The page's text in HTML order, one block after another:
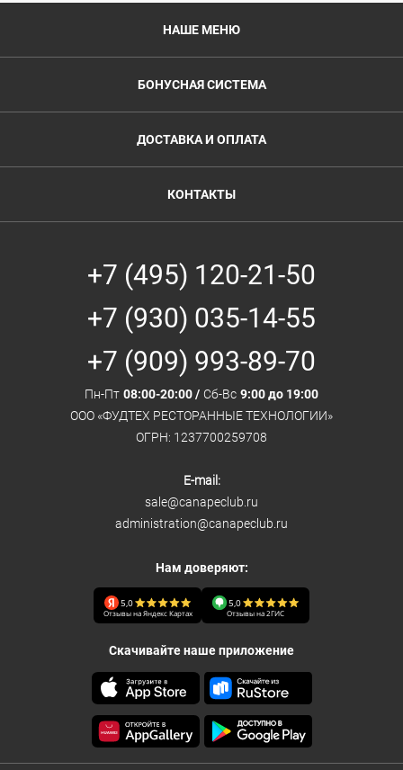
НАШЕ МЕНЮ
БОНУСНАЯ СИСТЕМА
ДОСТАВКА И ОПЛАТА
КОНТАКТЫ
+7 (495) 120-21-50
+7 (930) 035-14-55
+7 (909) 993-89-70
Пн-Пт 08:00-20:00 / Сб-Вс 9:00 до 19:00
ООО «ФУДТЕХ РЕСТОРАННЫЕ ТЕХНОЛОГИИ»
ОГРН: 1237700259708
E-mail:
sale@canapeclub.ru
administration@canapeclub.ru
Нам доверяют:
5,0
Отзывы на Яндекс Картах
5,0
Отзывы на 2ГИС
Скачивайте наше приложение